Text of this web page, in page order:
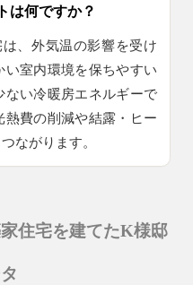
は何ですか？
、外気温の影響を受け
室内環境を保ちやすい
ない冷暖房エネルギーで
費の削減や結露・ヒー
ながります。
住宅を建てたK様邸